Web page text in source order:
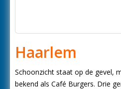
Haarlem
Schoonzicht staat op de gevel,
bekend als Café Burgers. Drie